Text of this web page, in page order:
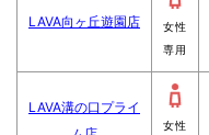
LAVA向ヶ丘遊園店
女性
専用
LAVA溝の口プライ
女性